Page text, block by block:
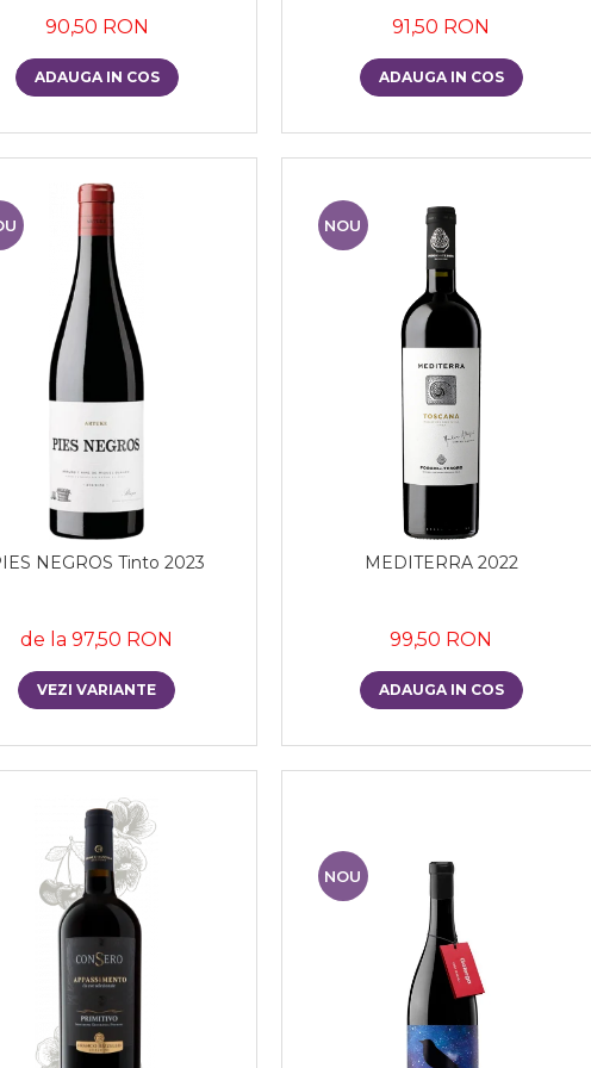
90,50 RON
ADAUGA IN COS
91,50 RON
ADAUGA IN COS
NEGROS Tinto 2023
de la 97,50 RON
VEZI VARIANTE
NOU
MEDITERRA 2022
99,50 RON
ADAUGA IN COS
NOU